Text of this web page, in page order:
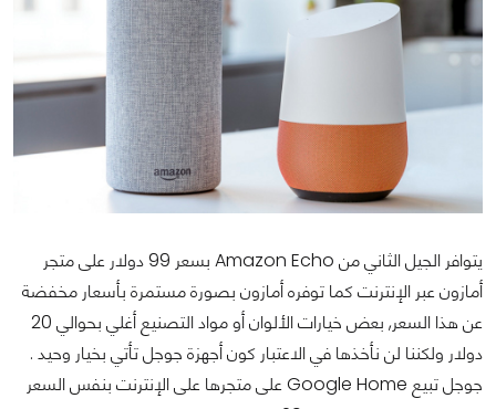
يتوافر الجيل الثاني من Amazon Echo بسعر 99 دولار على متجر
أمازون عبر الإنترنت كما توفره أمازون بصورة مستمرة بأسعار مخفضة
عن هذا السعر, بعض خيارات الألوان أو مواد التصنيع أغلي بحوالي 20
دولار ولكننا لن نأخذها في الاعتبار كون أجهزة جوجل تأتي بخيار وحيد .
جوجل تبيع Google Home على متجرها على الإنترنت بنفس السعر